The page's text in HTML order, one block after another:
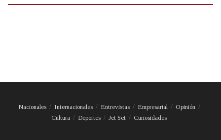
Nacionales Internacionales Entrevistas Empresarial
Opinión
Cultura
Deportes Jet Set Curiosidades